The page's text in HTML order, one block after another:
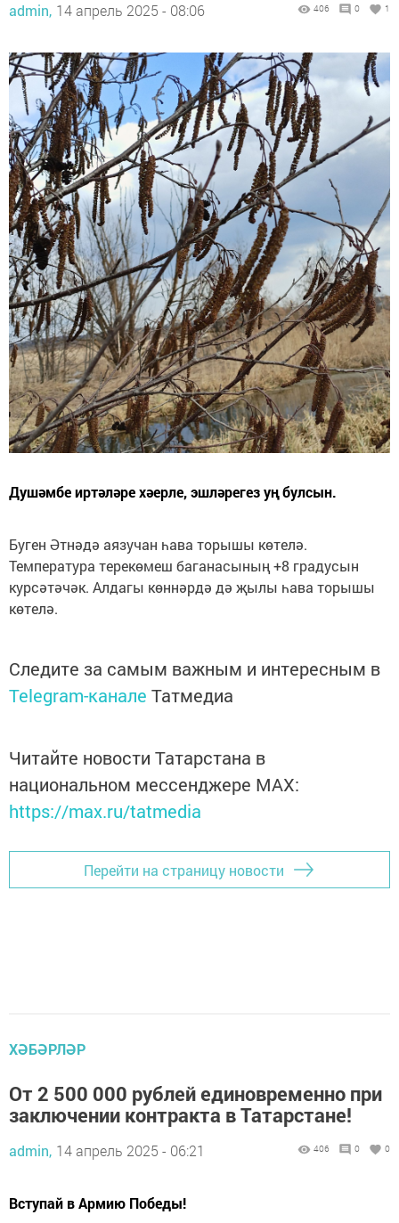
admin, 14 апрель 2025 - 08:06 406 0 1
Душәмбе иртәләре хәерле, эшләрегез уң булсын.
Буген Әтнәдә аязучан һава торышы көтелә.
Температура терекөмеш баганасының +8 градусын
курсәтәчәк. Алдагы көннәрдә дә җылы һава торышы
көтелә.
Следите за самым важным и интересным в
Telegram-канале Татмедиа
Читайте новости Татарстана в
национальном мессенджере MАХ:
https://max.ru/tatmedia
Перейти на страницу новости
ХӘБӘРЛӘР
От 2 500 000 рублей единовременно при
заключении контракта в Татарстане!
admin, 14 апрель 2025 - 06:21 406 0 0
Вступай в Армию Победы!